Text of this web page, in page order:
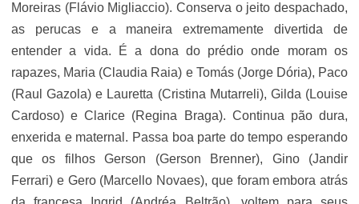
Moreiras (Flávio Migliaccio). Conserva o jeito despachado,
as perucas e a maneira extremamente divertida de
entender a vida. É a dona do prédio onde moram os
rapazes, Maria (Claudia Raia) e Tomás (Jorge Dória), Paco
(Raul Gazola) e Lauretta (Cristina Mutarreli), Gilda (Louise
Cardoso) e Clarice (Regina Braga). Continua pão dura,
enxerida e maternal. Passa boa parte do tempo esperando
que os filhos Gerson (Gerson Brenner), Gino (Jandir
Ferrari) e Gero (Marcello Novaes), que foram embora atrás